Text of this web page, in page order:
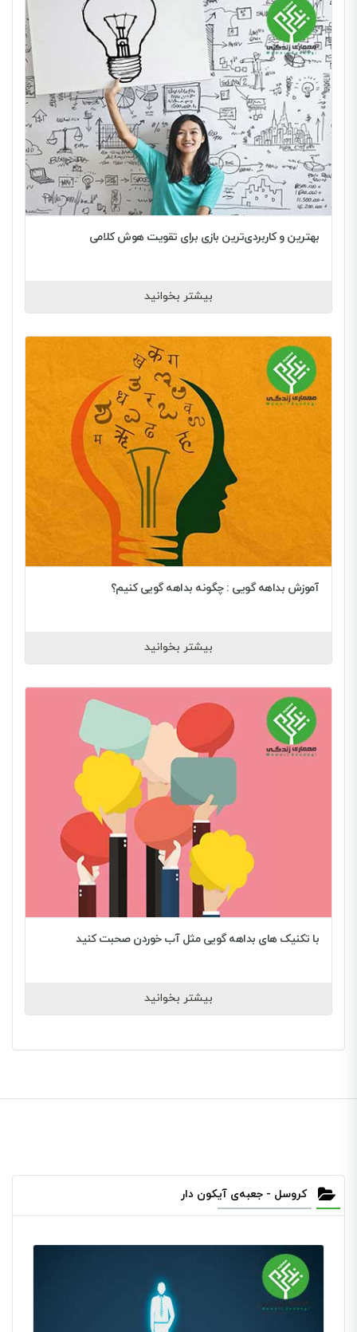
بهترین و کاربردی‌ترین بازی برای تقویت هوش کلامی
بیشتر بخوانید
آموزش بداهه گویی : چگونه بداهه گویی کنیم؟
بیشتر بخوانید
با تکنیک های بداهه گویی مثل آب خوردن صحبت کنید
بیشتر بخوانید
کروسل - جعبه‌ی آیکون دار